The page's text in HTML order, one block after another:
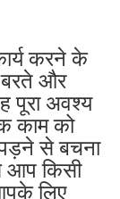
करने के
बरते और
पूरा अवश्य
काम को
से बचना
आप किसी
लिए